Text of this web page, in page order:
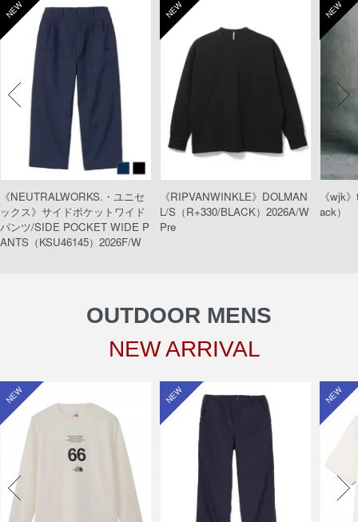
NEW
《NEUTRALWORKS.・ユニセ
ックス》サイドポケットワイド
パンツ/SIDE POCKET WIDE P
ANTS（KSU46145）2026F/W
NEW
《RIPVANWINKLE》DOLMAN
L/S（R+330/BLACK）2026A/W
Pre
NEW
《wjk
ack）
OUTDOOR MENS
NEW ARRIVAL
NEW NEW NEW